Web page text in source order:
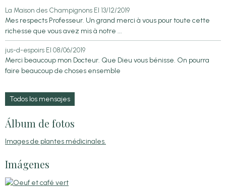
La Maison des Champignons El 13/12/2019
Mes respects Professeur. Un grand merci à vous pour toute cette
richesse que vous avez mis à notre ...
jus-d-espoirs El 08/06/2019
Merci beaucoup mon Docteur. Que Dieu vous bénisse. On pourra
faire beaucoup de choses ensemble
Todos los mensajes
Álbum de fotos
Images de plantes médicinales.
Imágenes